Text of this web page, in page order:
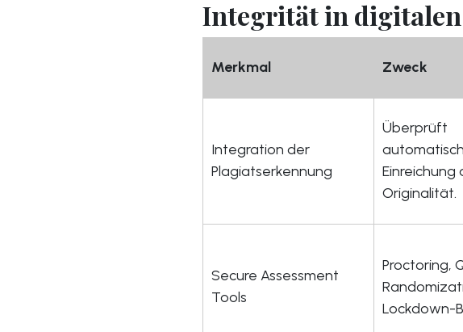
Integrität in
Merkmal Zweck
Integration der
Plagiatserkennung
Überprüft
Einreichung
Originalität.
Secure Assessment
Tools
Proctoring,
Lockdown-